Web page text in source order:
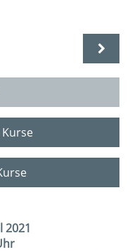
2021